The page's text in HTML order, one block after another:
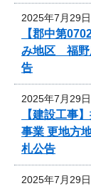
2025年7月29
【郡中第
み地区 福野
告
2025年7月29
【建設工事
事業 更地方
札公告
2025年7月29